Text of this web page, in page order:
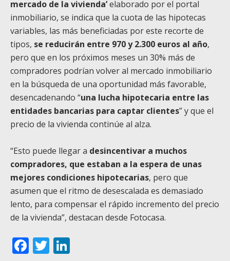
mercado de la vivienda’elaborado por el portal
inmobiliario, se indica que la cuota de las hipotecas
variables, las más beneficiadas por este recorte de
tipos, se reducirán entre 970 y 2.300 euros al año,
pero que en los próximos meses un 30% más de
compradores podrían volver al mercado inmobiliario
en la búsqueda de una oportunidad más favorable,
desencadenando “una lucha hipotecaria entre las
entidades bancarias para captar clientes” y que el
precio de la vivienda continúe al alza.
“Esto puede llegar a desincentivar a muchos
compradores, que estaban a la espera de unas
mejores condiciones hipotecarias, pero que
asumen que el ritmo de desescalada es demasiado
lento, para compensar el rápido incremento del precio
de la vivienda”, destacan desde Fotocasa.
Facebook
Twitter